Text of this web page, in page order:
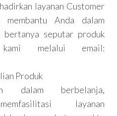
layanan Customer
Anda dalam
bertanya seputar produk
melalui email:
Produk
dalam berbelanja,
layanan